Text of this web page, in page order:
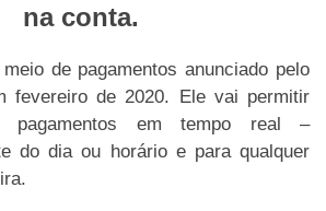
na conta.
de pagamentos anunciado pelo
fevereiro de 2020. Ele vai permitir
pagamentos em tempo real –
do dia ou horário e para qualquer